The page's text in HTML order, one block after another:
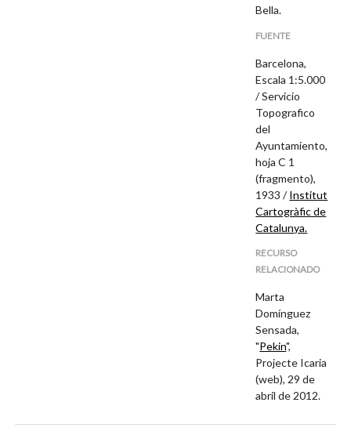
Bella.
FUENTE
Barcelona,
Escala 1:5.000
/ Servicio
Topografico
del
Ayuntamiento,
hoja C 1
(fragmento),
1933 /Institut
Cartogràfic de
Catalunya.
RECURSO
RELACIONADO
Marta
Domínguez
Sensada,
"Pekin",
Projecte Icaria
(web), 29 de
abril de 2012.